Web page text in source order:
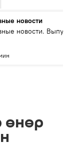
новости
новости.
өнөр